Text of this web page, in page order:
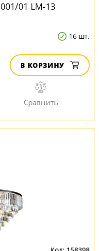
01 LM-13
16 шт.
В КОРЗИНУ